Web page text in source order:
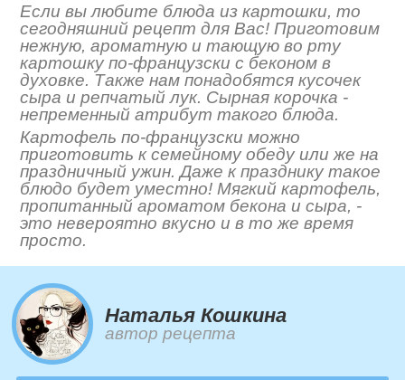
Если вы любите блюда из картошки, то
сегодняшний рецепт для Вас! Приготовим
нежную, ароматную и тающую во рту
картошку по-французски с беконом в
духовке. Также нам понадобятся кусочек
сыра и репчатый лук. Сырная корочка -
непременный атрибут такого блюда.
Картофель по-французски можно
приготовить к семейному обеду или же на
праздничный ужин. Даже к празднику такое
блюдо будет уместно! Мягкий картофель,
пропитанный ароматом бекона и сыра, -
это невероятно вкусно и в то же время
просто.
Наталья Кошкина
автор рецепта